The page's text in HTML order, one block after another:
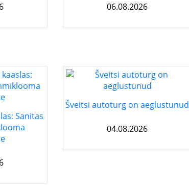
06.08.2026
Sanitas
Šveitsi autoturg on aeglustunud
04.08.2026